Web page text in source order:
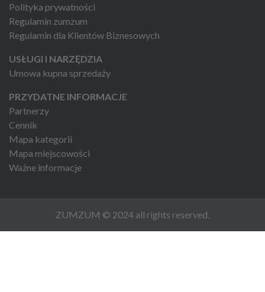
Polityka prywatności
Regulamin zumzum
Regulamin dla Klientów Biznesowych
USŁUGI I NARZĘDZIA
Umowa kupna sprzedaży
PRZYDATNE INFORMACJE
Partnerzy
Cennik
Mapa kategorii
Mapa miejscowości
Ważne informacje
ZUMZUM © 2024 all rights reserved.